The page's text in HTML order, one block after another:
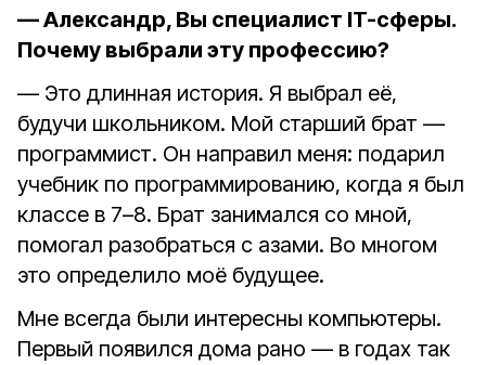
— Александр, Вы специалист IT-сферы.
Почему выбрали эту профессию?
— Это длинная история. Я выбрал её,
будучи школьником. Мой старший брат —
программист. Он направил меня: подарил
учебник по программированию, когда я был
классе в 7–8. Брат занимался со мной,
помогал разобраться с азами. Во многом
это определило моё будущее.
Мне всегда были интересны компьютеры.
Первый появился дома рано — в годах так